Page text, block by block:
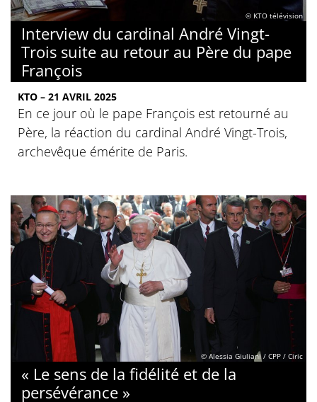
© KTO télévision
Interview du cardinal André Vingt-
Trois suite au retour au Père du pape
François
KTO – 21 AVRIL 2025
En ce jour où le pape François est retourné au
Père, la réaction du cardinal André Vingt-Trois,
archevêque émérite de Paris.
© Alessia Giuliani / CPP / Ciric
« Le sens de la fidélité et de la
persévérance »